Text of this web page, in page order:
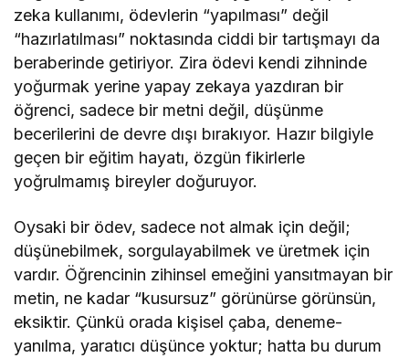
zeka kullanımı, ödevlerin “yapılması” değil
“hazırlatılması” noktasında ciddi bir tartışmayı da
beraberinde getiriyor. Zira ödevi kendi zihninde
yoğurmak yerine yapay zekaya yazdıran bir
öğrenci, sadece bir metni değil, düşünme
becerilerini de devre dışı bırakıyor. Hazır bilgiyle
geçen bir eğitim hayatı, özgün fikirlerle
yoğrulmamış bireyler doğuruyor.
Oysaki bir ödev, sadece not almak için değil;
düşünebilmek, sorgulayabilmek ve üretmek için
vardır. Öğrencinin zihinsel emeğini yansıtmayan bir
metin, ne kadar “kusursuz” görünürse görünsün,
eksiktir. Çünkü orada kişisel çaba, deneme-
yanılma, yaratıcı düşünce yoktur; hatta bu durum